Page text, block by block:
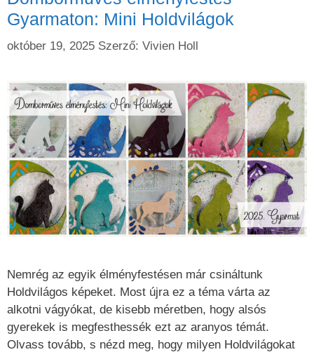
Gyarmaton: Mini Holdvilágok
október 19, 2025 Szerző: Vivien Holl
Nemrég az egyik élményfestésen már csináltunk
Holdvilágos képeket. Most újra ez a téma várta az
alkotni vágyókat, de kisebb méretben, hogy alsós
gyerekek is megfesthessék ezt az aranyos témát.
Olvass tovább, s nézd meg, hogy milyen Holdvilágokat